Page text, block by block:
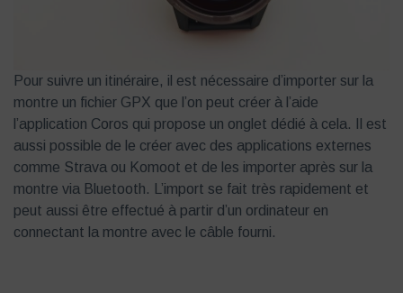
Pour suivre un itinéraire, il est nécessaire d’importer sur la
montre un fichier GPX que l’on peut créer à l’aide
l’application Coros qui propose un onglet dédié à cela. Il est
aussi possible de le créer avec des applications externes
comme Strava ou Komoot et de les importer après sur la
montre via Bluetooth. L’import se fait très rapidement et
peut aussi être effectué à partir d’un ordinateur en
connectant la montre avec le câble fourni.